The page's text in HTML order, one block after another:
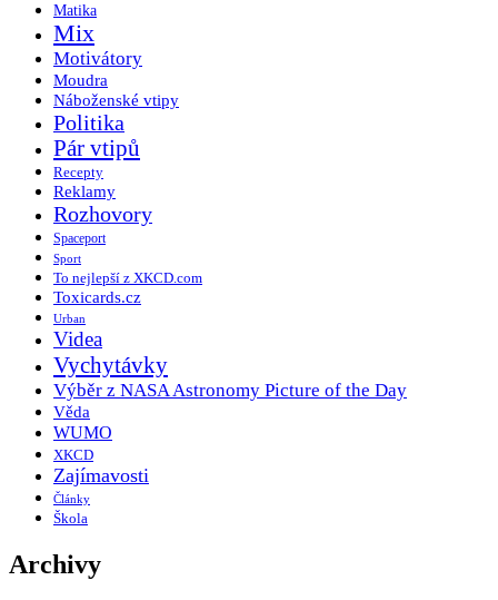
Matika
Mix
Motivátory
Moudra
Náboženské vtipy
Politika
Pár vtipů
Recepty
Reklamy
Rozhovory
Spaceport
Sport
To nejlepší z XKCD.com
Toxicards.cz
Urban
Videa
Vychytávky
Výběr z NASA Astronomy Picture of the Day
Věda
WUMO
XKCD
Zajímavosti
Články
Škola
Archivy